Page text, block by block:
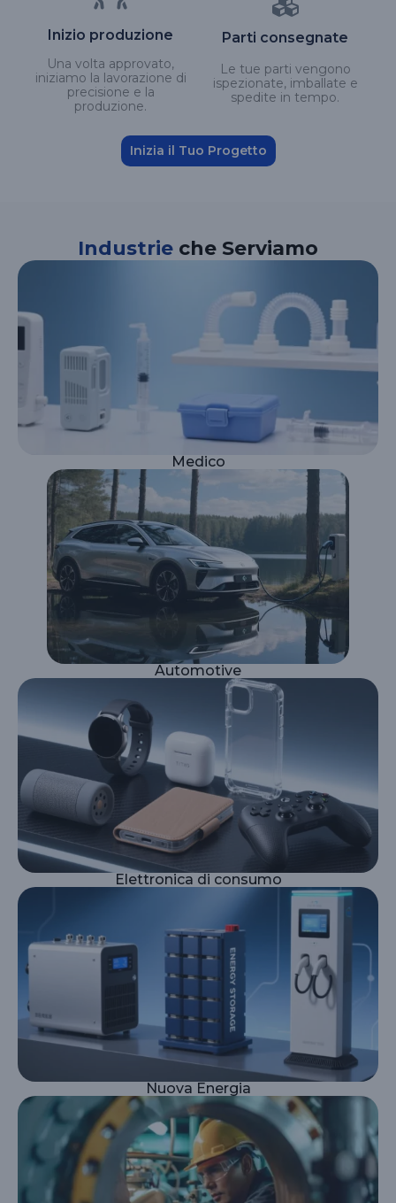
Inizio produzione
Una volta approvato,
iniziamo la lavorazione di
precisione e la
produzione.
Parti consegnate
Le tue parti vengono
ispezionate, imballate e
spedite in tempo.
Inizia il Tuo Progetto
Industrie che Serviamo
Medico
Automotive
Elettronica di consumo
Nuova Energia